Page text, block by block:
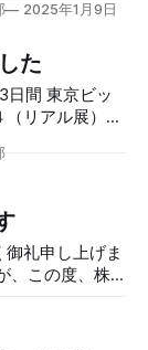
然な表情とリ
ス向け次世代
せていただき
です。まるで
と圧倒的な存
*
2025年1月9日
た
リアル展）に
、誠にありが
会の
省認定講座
およびご説
礼申し上げま
る運びとな